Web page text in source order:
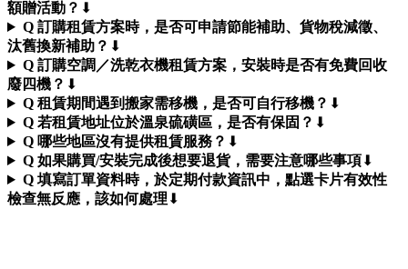
額贈活動？ ⬇︎
Q 訂購租賃方案時，是否可申請節能補助、貨物稅減徵、
汰舊換新補助？ ⬇︎
Q 訂購空調／洗乾衣機租賃方案，安裝時是否有免費回收
廢四機？ ⬇︎
Q 租賃期間遇到搬家需移機，是否可自行移機？ ⬇︎
Q 若租賃地址位於溫泉硫磺區，是否有保固？ ⬇︎
Q 哪些地區沒有提供租賃服務？ ⬇︎
Q 如果購買/安裝完成後想要退貨，需要注意哪些事項⬇︎
Q 填寫訂單資料時，於定期付款資訊中，點選卡片有效性
檢查無反應，該如何處理 ⬇︎